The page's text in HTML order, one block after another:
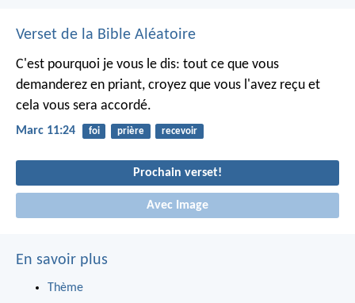
Verset de la Bible Aléatoire
C'est pourquoi je vous le dis: tout ce que vous
demanderez en priant, croyez que vous l'avez reçu et
cela vous sera accordé.
Marc 11:24 foi prière recevoir
Prochain verset!
Avec Image
En savoir plus
Thème